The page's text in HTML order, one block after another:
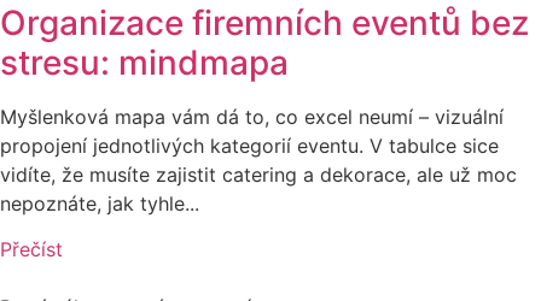
Organizace firemních eventů bez
stresu: mindmapa
Myšlenková mapa vám dá to, co excel neumí – vizuální
propojení jednotlivých kategorií eventu. V tabulce sice
vidíte, že musíte zajistit catering a dekorace, ale už moc
nepoznáte, jak tyhle...
Přečíst